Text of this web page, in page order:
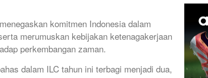
komitmen Indonesia dalam
merumuskan kebijakan ketenagakerjaan
perkembangan zaman.
dalam ILC tahun ini terbagi menjadi dua,